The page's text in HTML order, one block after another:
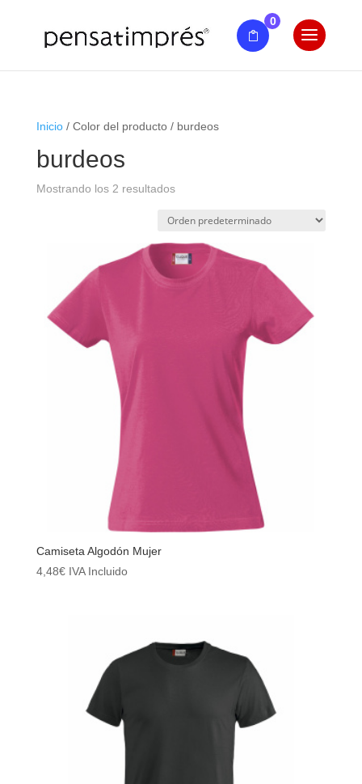
0
Inicio/ Color del producto / burdeos
burdeos
Mostrando los 2 resultados
Camiseta Algodón Mujer
4,48€ IVA Incluido